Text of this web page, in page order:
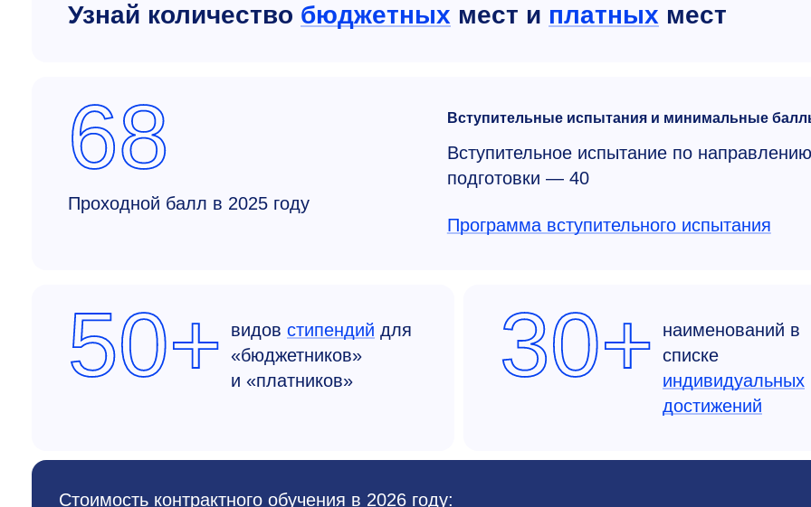
Узнай количество бюджетных мест и платных мест
68
Проходной балл в 2025 году
Вступительные испытания и минимальные
Вступительное испытание по направлению
подготовки — 40
Программа вступительного испытания
50+ видов стипендий для
«бюджетников»
и «платников»
30+
наименований в
списке
индивидуальных
достижений
Стоимость контрактного обучения в 2026 году: